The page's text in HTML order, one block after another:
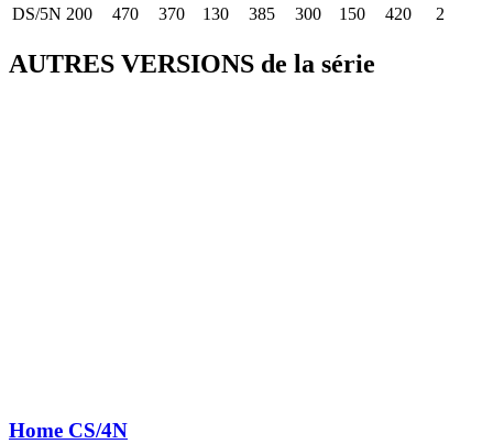
DS/5N 200 470 370 130 385 300 150 420 2
AUTRES VERSIONS de la série
Home CS/4N